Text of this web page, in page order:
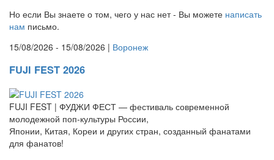
Но если Вы знаете о том, чего у нас нет - Вы можете написать
нам письмо.
15/08/2026 - 15/08/2026 | Воронеж
FUJI FEST 2026
FUJI FEST | ФУДЖИ ФЕСТ — фестиваль современной
молодежной поп-культуры России,
Японии, Китая, Кореи и других стран, созданный фанатами
для фанатов!